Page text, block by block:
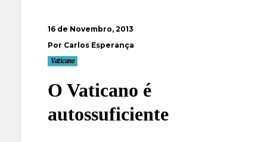
16 de Novembro, 2013
Por Carlos Esperança
Vaticano
O Vaticano é
autossuficiente